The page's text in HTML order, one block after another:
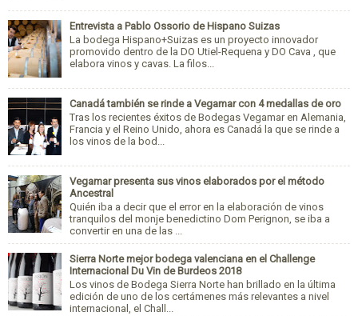
Entrevista a Pablo Ossorio de Hispano Suizas
La bodega Hispano+Suizas es un proyecto innovador
promovido dentro de la DO Utiel-Requena y DO Cava , que
elabora vinos y cavas. La filos...
Canadá también se rinde a Vegamar con 4 medallas de oro
Tras los recientes éxitos de Bodegas Vegamar en Alemania,
Francia y el Reino Unido, ahora es Canadá la que se rinde a
los vinos de la bod...
Vegamar presenta sus vinos elaborados por el método
Ancestral
Quién iba a decir que el error en la elaboración de vinos
tranquilos del monje benedictino Dom Perignon, se iba a
convertir en una de las ...
Sierra Norte mejor bodega valenciana en el Challenge
Internacional Du Vin de Burdeos 2018
Los vinos de Bodega Sierra Norte han brillado en la última
edición de uno de los certámenes más relevantes a nivel
internacional, el Chall...